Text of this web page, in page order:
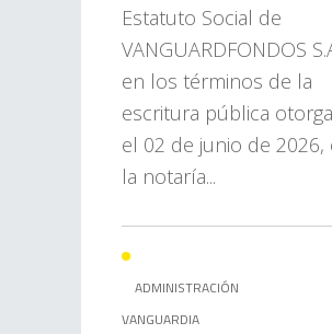
Estatuto Social de
VANGUARDFONDOS
en los términos de la
escritura pública
el 02 de junio de 2026,
la notaría...
ADMINISTRACIÓN
VANGUARDIA